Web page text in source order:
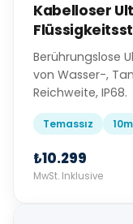
Kabelloser
Berührungslose
von Wasser-,
Reichweite, IP68.
Temassız
₺10.299
MwSt. Inklusive